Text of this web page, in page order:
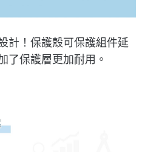
計！保護殼可保護組件延
了保護層更加耐用。